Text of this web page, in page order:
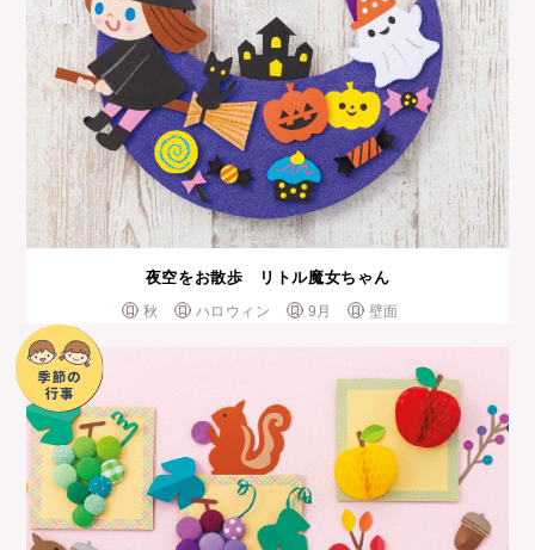
夜空をお散歩 リトル魔女ちゃん
秋 ハロウィン 9月 壁面